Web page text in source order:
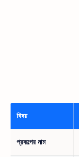
বিষয়
প্রকল্পের নাম